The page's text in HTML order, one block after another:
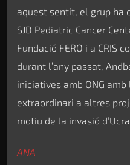
aquest sentit, el grup ha
SJD Pediatric Cancer
Fundació FERO i a CRIS
durant l’any passat,
iniciatives amb ONG
extraordinari a altres
motiu de la invasió
ANA